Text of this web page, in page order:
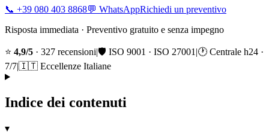
📞 +39 080 403 8868💬 WhatsAppRichiedi un preventivo
Risposta immediata · Preventivo gratuito e senza impegno
⭐ 4,9/5 · 327 recensioni|🛡️ ISO 9001 · ISO 27001 |🕐 Centrale h24 ·
7/7|🇮🇹 Eccellenze Italiane
Indice dei contenuti
▾